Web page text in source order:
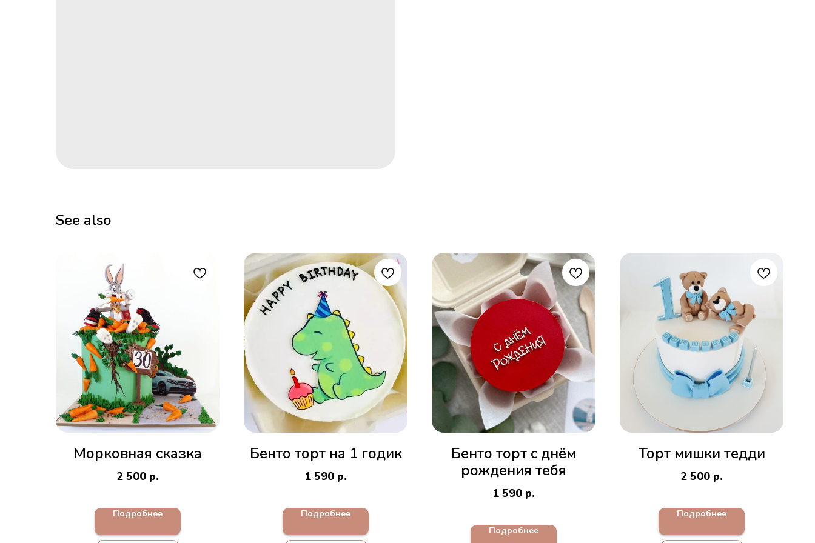
See also
Морковная сказка
2 500 р.
Подробнее
Бенто торт на 1 годик
1 590 р.
Подробнее
Бенто торт с днём
рождения тебя
1 590 р.
Подробнее
Торт мишки тедди
2 500 р.
Подробнее